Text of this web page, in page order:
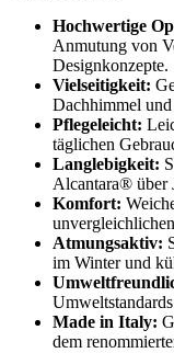
Hochwertige
Anmutung von
Designkonzepte.
Vielseitigkeit:
Dachhimmel
Pflegeleicht:
täglichen
Langlebigkeit:
Alcantara® über
Komfort:
Atmungsaktiv:
im Winter und
Made in Italy:
dem